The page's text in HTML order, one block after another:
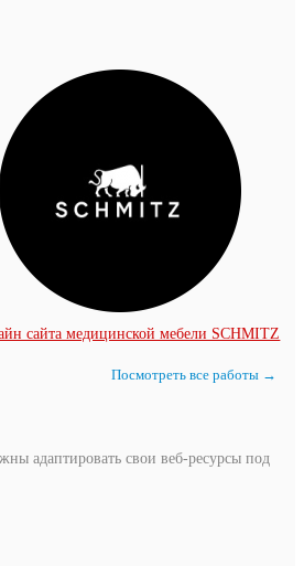
сайта медицинской мебели SCHMITZ
Посмотреть все работы →
адаптировать свои веб-ресурсы под